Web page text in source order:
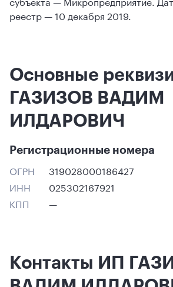
реестр — 10 декабря 2019.
Основные
ГАЗИЗОВ ВАДИМ
ИЛДАРОВИЧ
Регистрационные номера
ОГРН
319028000186427
ИНН
025302167921
КПП
—
Контакты ИП